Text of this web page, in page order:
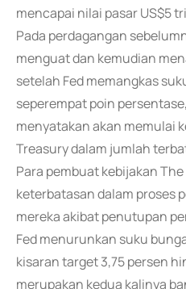
mencapai nilai pasar US$5
Pada perdagangan
menguat dan kemudian
setelah Fed memangkas
seperempat poin
menyatakan akan memulai
Treasury dalam jumlah
Para pembuat kebijakan
keterbatasan dalam proses
mereka akibat penutupan
Fed menurunkan suku
kisaran target 3,75 persen
merupakan kedua kalinya